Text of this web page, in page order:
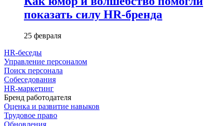
показать силу HR-бренда
25 февраля
HR-беседы
Управление персоналом
Поиск персонала
Собеседования
HR-маркетинг
Бренд работодателя
Оценка и развитие навыков
Трудовое право
Обновления